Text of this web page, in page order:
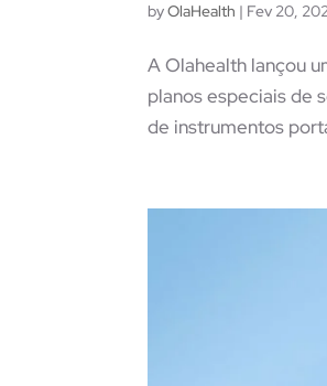
byOlaHealth | Fev 20,
A Olahealth lançou
planos especiais de
de instrumentos